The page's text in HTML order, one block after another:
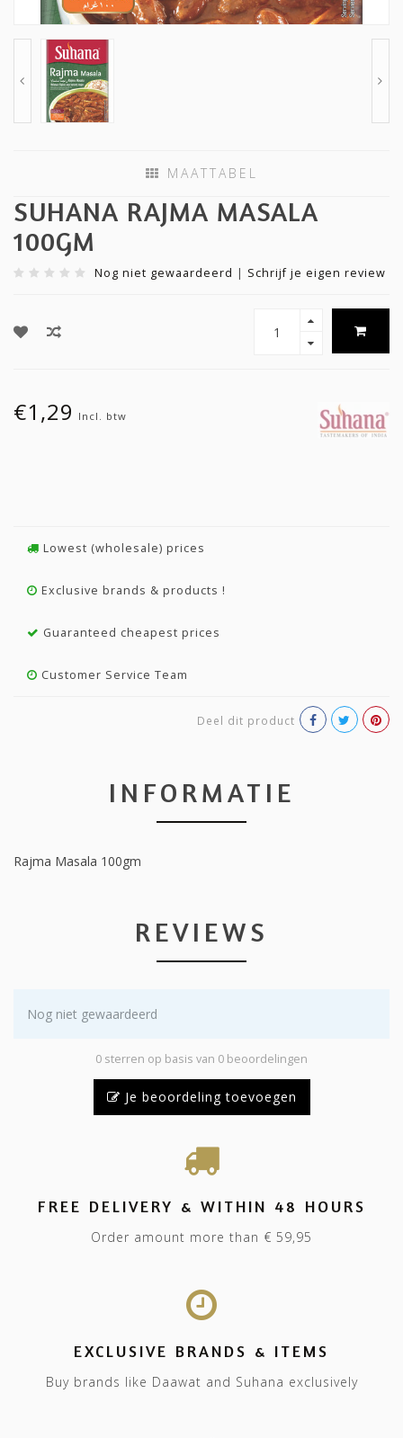
MAATTABEL
SUHANA RAJMA MASALA
100GM
Nog niet gewaardeerd | Schrijf je eigen review
€1,29 Incl. btw
Lowest (wholesale) prices
Exclusive brands & products !
Guaranteed cheapest prices
Customer Service Team
Deel dit product
INFORMATIE
Rajma Masala 100gm
REVIEWS
Nog niet gewaardeerd
0 sterren op basis van 0 beoordelingen
Je beoordeling toevoegen
FREE DELIVERY & WITHIN 48 HOURS
Order amount more than € 59,95
EXCLUSIVE BRANDS & ITEMS
Buy brands like Daawat and Suhana exclusively